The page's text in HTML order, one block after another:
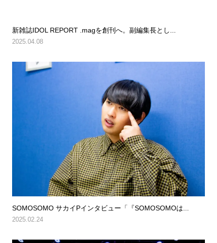
新雑誌IDOL REPORT .magを創刊へ。副編集長とし...
2025.04.08
SOMOSOMO サカイPインタビュー「『SOMOSOMOは...
2025.02.24